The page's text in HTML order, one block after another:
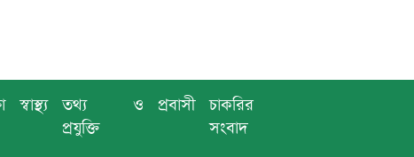
স্বাস্থ্য
তথ্য ও
প্রযুক্তি
প্রবাসী
চাকরির
সংবাদ